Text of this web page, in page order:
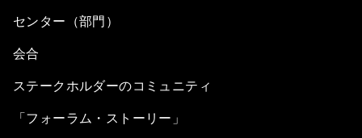
センター（部門）
会合
ステークホルダーのコミュニティ
「フォーラム・ストーリー」